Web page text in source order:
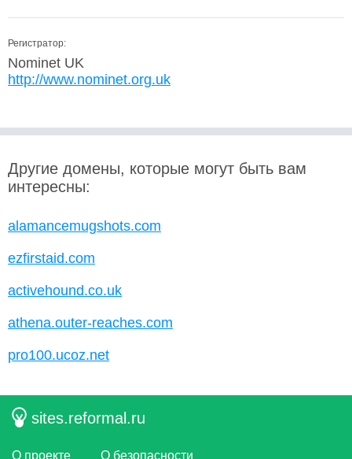
Регистратор:
Nominet UK
http://www.nominet.org.uk
Другие домены, которые могут быть вам
интересны:
alamancemugshots.com
ezfirstaid.com
activehound.co.uk
athena.outer-reaches.com
pro100.ucoz.net
sites.reformal.ru
О проекте О безопасности